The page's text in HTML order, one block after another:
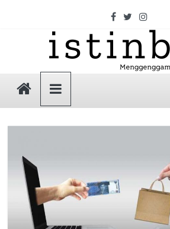
Istinbat
Menggenggam
Tradisi